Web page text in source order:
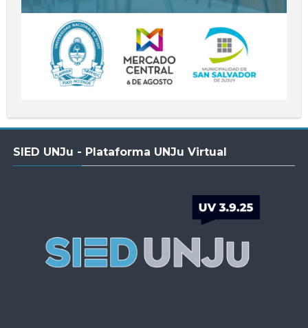
SIED UNJu - Plataforma UNJu Virtual